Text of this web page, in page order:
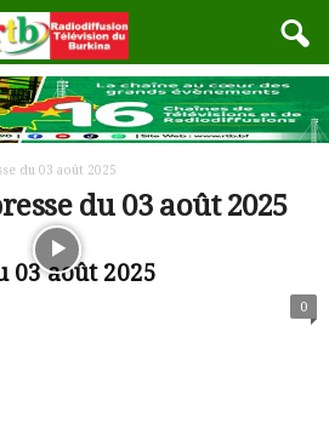
du 03 août 2025
du 03 août 2025
03 août 2025
0